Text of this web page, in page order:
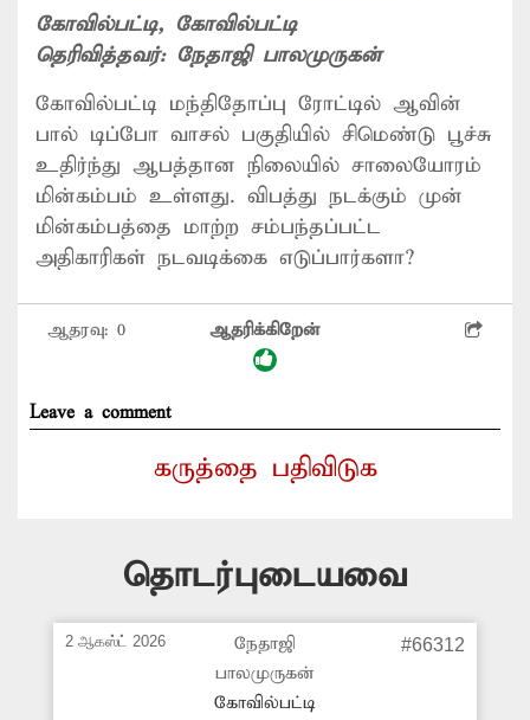
கோவில்பட்டி, கோவில்பட்டி
தெரிவித்தவர்: நேதாஜி பாலமுருகன்
கோவில்பட்டி மந்திதோப்பு ரோட்டில் ஆவின்
பால் டிப்போ வாசல் பகுதியில் சிமெண்டு பூச்சு
உதிர்ந்து ஆபத்தான நிலையில் சாலையோரம்
மின்கம்பம் உள்ளது. விபத்து நடக்கும் முன்
மின்கம்பத்தை மாற்ற சம்பந்தப்பட்ட
அதிகாரிகள் நடவடிக்கை எடுப்பார்களா?
ஆதரவு: 0 ஆதரிக்கிறேன்
Leave a comment
கருத்தை பதிவிடுக
தொடர்புடையவை
2 ஆகஸ்ட் 2026
நேதாஜி
பாலமுருகன்
கோவில்பட்டி
#66312